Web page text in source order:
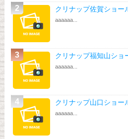
クリナップ佐賀ショー
aaaaaa...
クリナップ福知山ショ
aaaaaa...
クリナップ山口ショー
aaaaaa...